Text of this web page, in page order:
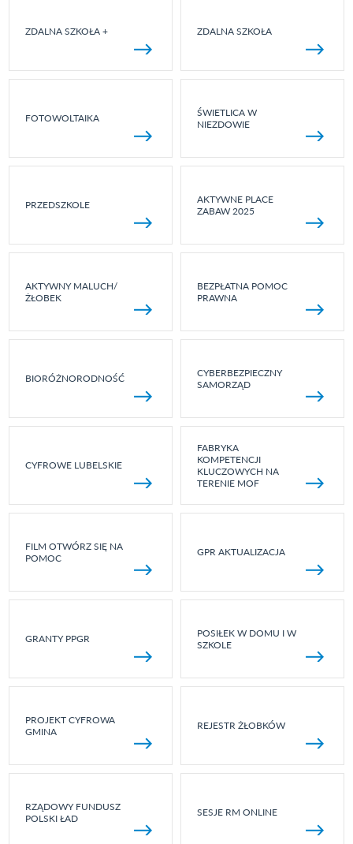
ZDALNA SZKOŁA + ZDALNA SZKOŁA
FOTOWOLTAIKA
ŚWIETLICA W
NIEZDOWIE
PRZEDSZKOLE
AKTYWNE PLACE
ZABAW 2025
AKTYWNY MALUCH/
ŻŁOBEK
BEZPŁATNA POMOC
PRAWNA
BIORÓŻNORODNOŚĆ
CYBERBEZPIECZNY
SAMORZĄD
CYFROWE LUBELSKIE
FABRYKA
KOMPETENCJI
KLUCZOWYCH NA
TERENIE MOF
FILM OTWÓRZ SIĘ NA
POMOC
GPR AKTUALIZACJA
GRANTY PPGR
POSIŁEK W DOMU I W
SZKOLE
PROJEKT CYFROWA
GMINA
REJESTR ŻŁOBKÓW
RZĄDOWY FUNDUSZ
POLSKI ŁAD
SESJE RM ONLINE